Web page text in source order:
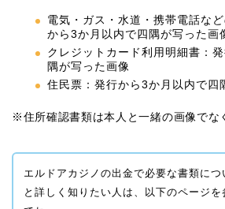
電気・ガス・水道・携帯電話な
から3か月以内で四隅が写った画
クレジットカード利用明細書：
隅が写った画像
住民票：発行から3か月以内で四
※住所確認書類は本人と一緒の画像でな
エルドアカジノの出金で必要な書類につ
と詳しく知りたい人は、以下のページを